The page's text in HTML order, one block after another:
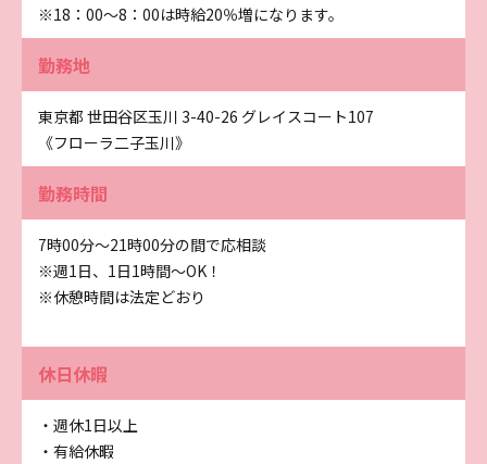
※18：00～8：00は時給20％増になります。
勤務地
東京都 世田谷区玉川 3-40-26 グレイスコート107
《フローラ二子玉川》
勤務時間
7時00分～21時00分の間で応相談
※週1日、1日1時間～OK！
※休憩時間は法定どおり
休日休暇
・週休1日以上
・有給休暇